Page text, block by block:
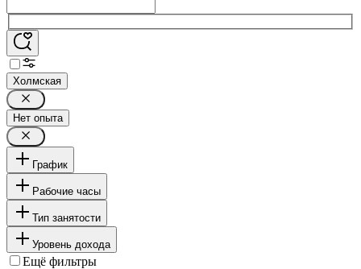
Холмская
Нет опыта
График
Рабочие часы
Тип занятости
Уровень дохода
Ещё фильтры